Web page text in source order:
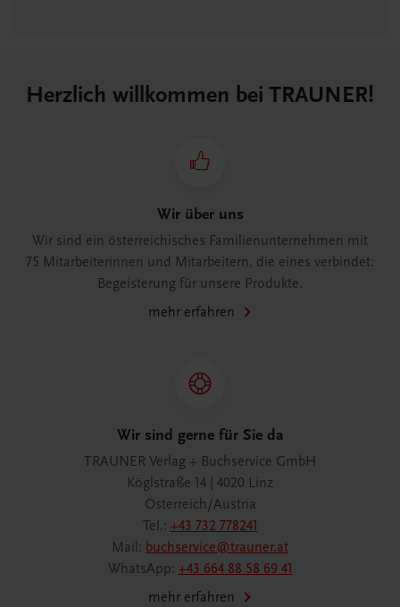
Herzlich willkommen bei TRAUNER!
Wir über uns
Wir sind ein österreichisches Familienunternehmen mit
75 Mitarbeiterinnen und Mitarbeitern, die eines verbindet:
Begeisterung für unsere Produkte.
mehr erfahren
Wir sind gerne für Sie da
TRAUNER Verlag + Buchservice GmbH
Köglstraße 14 | 4020 Linz
Österreich/Austria
Tel.: +43 732 778241
Mail: buchservice@trauner.at
WhatsApp: +43 664 88 58 69 41
mehr erfahren